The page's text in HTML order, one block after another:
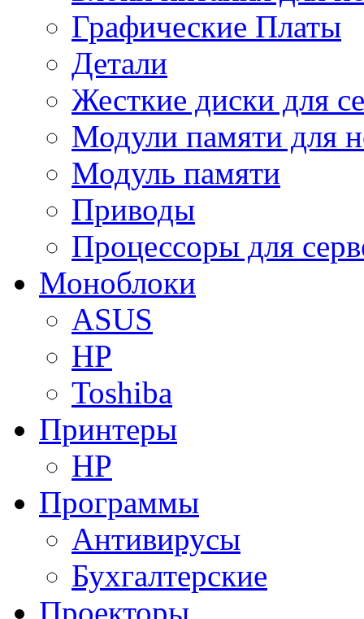
Графические Платы
Детали
Жесткие диски для
Модули памяти для
Модуль памяти
Приводы
Процессоры для
Моноблоки
ASUS
HP
Toshiba
Принтеры
HP
Программы
Антивирусы
Бухгалтерские